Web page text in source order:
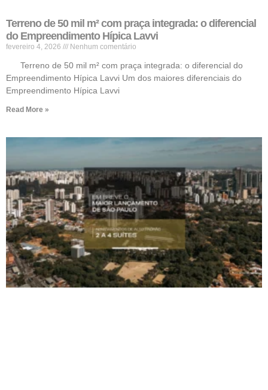
Terreno de 50 mil m² com praça integrada: o diferencial
do Empreendimento Hípica Lavvi
fevereiro 4, 2026 Nenhum comentário
Terreno de 50 mil m² com praça integrada: o diferencial do
Empreendimento Hípica Lavvi Um dos maiores diferenciais do
Empreendimento Hípica Lavvi
Read More »